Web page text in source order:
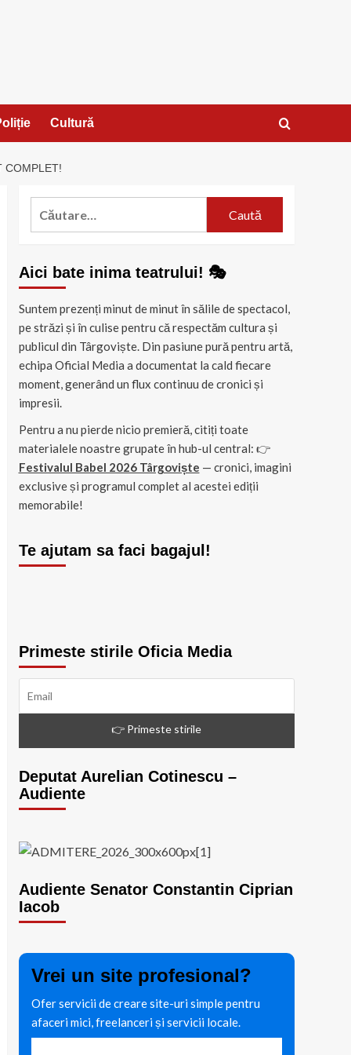
Cultură
COMPLET!
Caută
Aici bate inima teatrului! 🎭
Suntem prezenți minut de minut în sălile de spectacol,
pe străzi și în culise pentru că respectăm cultura și
publicul din Târgoviște. Din pasiune pură pentru artă,
echipa Oficial Media a documentat la cald fiecare
moment, generând un flux continuu de cronici și
impresii.
Pentru a nu pierde nicio premieră, citiți toate
materialele noastre grupate în hub-ul central: 👉
Festivalul Babel 2026 Târgoviște — cronici, imagini
exclusive și programul complet al acestei ediții
memorabile!
Te ajutam sa faci bagajul!
Primeste stirile Oficia Media
Deputat Aurelian Cotinescu –
Audiente
Audiente Senator Constantin Ciprian
Iacob
Vrei un site profesional?
Ofer servicii de creare site-uri simple pentru
afaceri mici, freelanceri și servicii locale.